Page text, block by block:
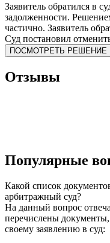
Заявитель обратился в
задолженности.
частично. Заявитель
Суд постановил
ПОСМОТРЕТЬ РЕШЕНИЕ
Отзывы
Популярные
Какой список
арбитражный суд?
На данный вопрос
перечислены
своему заявлению в суд: